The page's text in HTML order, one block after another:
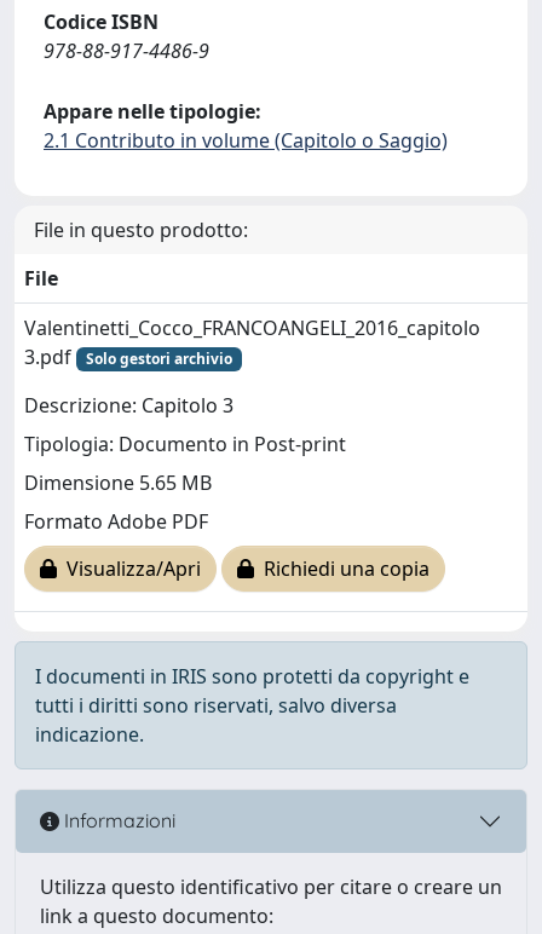
Codice ISBN
978-88-917-4486-9
Appare nelle tipologie:
2.1 Contributo in volume (Capitolo o Saggio)
File in questo prodotto:
File
Valentinetti_Cocco_FRANCOANGELI_2016_capitolo
3.pdf
Solo gestori archivio
Descrizione: Capitolo 3
Tipologia: Documento in Post-print
Dimensione 5.65 MB
Formato Adobe PDF
Visualizza/Apri
Richiedi una copia
I documenti in IRIS sono protetti da copyright e
tutti i diritti sono riservati, salvo diversa
indicazione.
Informazioni
Utilizza questo identificativo per citare o creare un
link a questo documento: